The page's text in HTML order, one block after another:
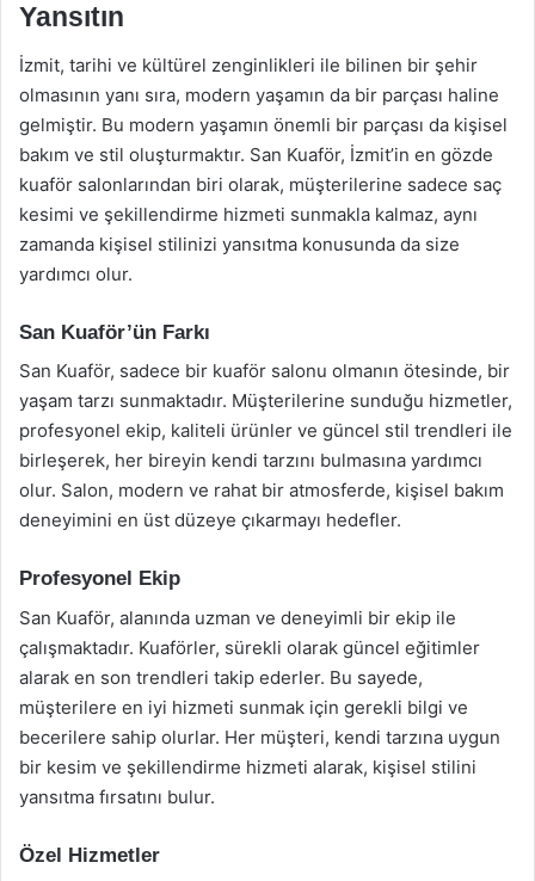
Yansıtın
İzmit, tarihi ve kültürel zenginlikleri ile bilinen bir şehir
olmasının yanı sıra, modern yaşamın da bir parçası haline
gelmiştir. Bu modern yaşamın önemli bir parçası da kişisel
bakım ve stil oluşturmaktır. San Kuaför, İzmit’in en gözde
kuaför salonlarından biri olarak, müşterilerine sadece saç
kesimi ve şekillendirme hizmeti sunmakla kalmaz, aynı
zamanda kişisel stilinizi yansıtma konusunda da size
yardımcı olur.
San Kuaför’ün Farkı
San Kuaför, sadece bir kuaför salonu olmanın ötesinde, bir
yaşam tarzı sunmaktadır. Müşterilerine sunduğu hizmetler,
profesyonel ekip, kaliteli ürünler ve güncel stil trendleri ile
birleşerek, her bireyin kendi tarzını bulmasına yardımcı
olur. Salon, modern ve rahat bir atmosferde, kişisel bakım
deneyimini en üst düzeye çıkarmayı hedefler.
Profesyonel Ekip
San Kuaför, alanında uzman ve deneyimli bir ekip ile
çalışmaktadır. Kuaförler, sürekli olarak güncel eğitimler
alarak en son trendleri takip ederler. Bu sayede,
müşterilere en iyi hizmeti sunmak için gerekli bilgi ve
becerilere sahip olurlar. Her müşteri, kendi tarzına uygun
bir kesim ve şekillendirme hizmeti alarak, kişisel stilini
yansıtma fırsatını bulur.
Özel Hizmetler